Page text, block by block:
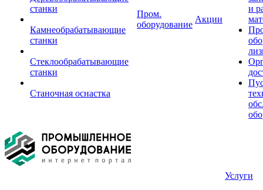
станки
Камнеобрабатывающие
станки
Стеклообрабатывающие
станки
Станочная оснастка
Пром.
оборудование
Акции
и
Услуги